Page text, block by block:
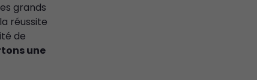
grands
réussite
de
une